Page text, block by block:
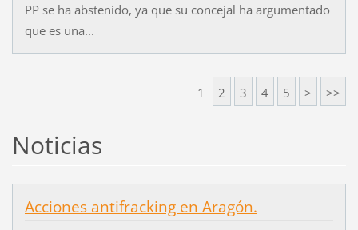
PP se ha abstenido, ya que su concejal ha argumentado
que es una...
1 2 3 4 5 > >>
Noticias
Acciones antifracking en Aragón.